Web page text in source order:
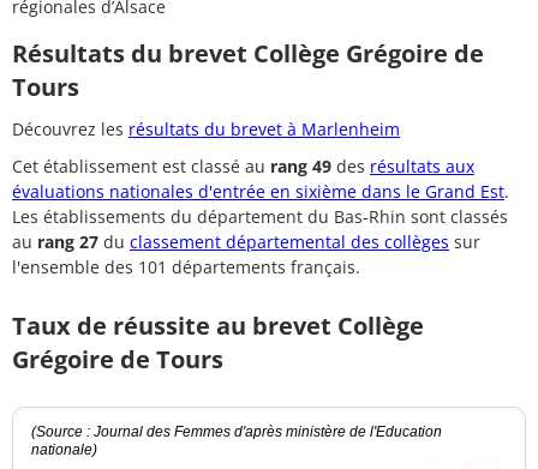
régionales d’Alsace
Résultats du brevet Collège Grégoire de
Tours
Découvrez les résultats du brevet à Marlenheim
Cet établissement est classé au rang 49 des résultats aux
évaluations nationales d'entrée en sixième dans le Grand Est.
Les établissements du département du Bas-Rhin sont classés
au rang 27 du classement départemental des collèges sur
l'ensemble des 101 départements français.
Taux de réussite au brevet Collège
Grégoire de Tours
(Source : Journal des Femmes d'après ministère de l'Education
nationale)